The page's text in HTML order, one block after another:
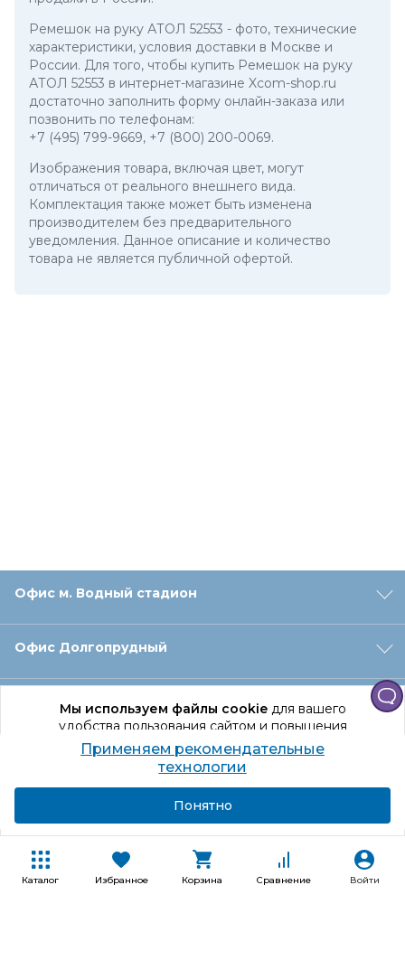
Каталог Избранное Корзина Сравнение Войти
Мы используем файлы cookieдля вашего
удобства пользования сайтом и повышения
качества рекомендаций.
Продолжая использование сайта, вы даете
согласие на обработку персональных данных
Ремешок на руку АТОЛ 52553 - фото, технические
характеристики, условия доставки в Москве и
России. Для того, чтобы купить Ремешок на руку
АТОЛ 52553 в интернет-магазине Xcom-shop.ru
достаточно заполнить форму онлайн-заказа или
позвонить по телефонам:
+7 (495) 799-9669, +7 (800) 200-0069.
Изображения товара, включая цвет, могут
отличаться от реального внешнего вида.
Комплектация также может быть изменена
производителем без предварительного
уведомления. Данное описание и количество
товара не является публичной офертой.
Офис м. Водный стадион
Офис Долгопрудный
Офис Санкт‑Петербург
Оформление заказа
Покупателям
Применяем рекомендательные
технологии
Понятно